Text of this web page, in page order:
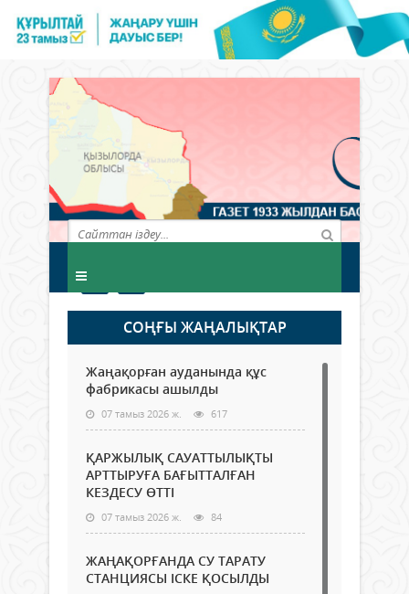
СОҢҒЫ ЖАҢАЛЫҚТАР
Жаңақорған ауданында құс
фабрикасы ашылды
07 тамыз 2026 ж. 617
ҚАРЖЫЛЫҚ САУАТТЫЛЫҚТЫ
АРТТЫРУҒА БАҒЫТТАЛҒАН
КЕЗДЕСУ ӨТТІ
07 тамыз 2026 ж. 84
ЖАҢАҚОРҒАНДА СУ ТАРАТУ
СТАНЦИЯСЫ ІСКЕ ҚОСЫЛДЫ